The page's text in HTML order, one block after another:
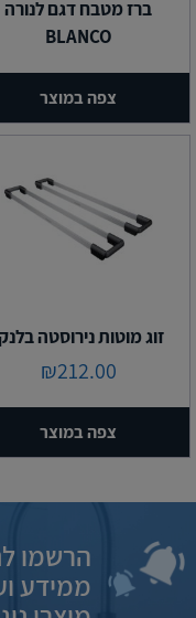
ברז מטבח דגם לנורה
BLANCO
צפה במוצר
זוג מוטות נירוסטה
₪212.00
צפה במוצר
הרשמו
ממידע